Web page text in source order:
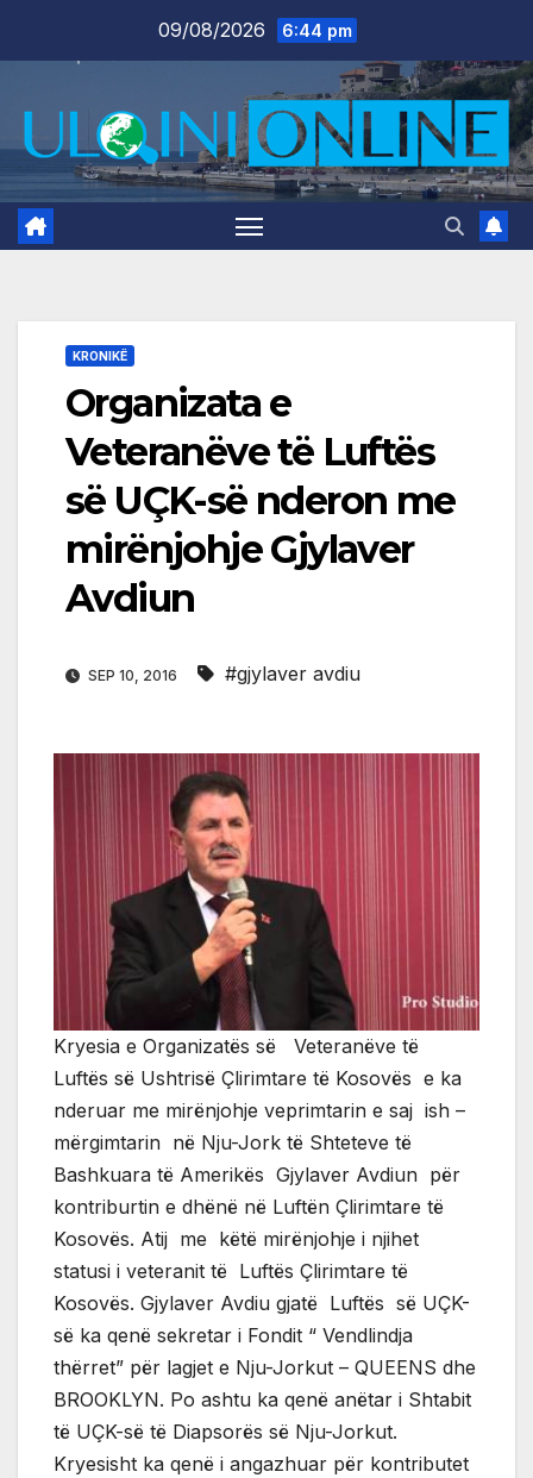
09/08/2026 6:44 pm
KRONIKË
Organizata e
Veteranëve të Luftës
së UÇK-së nderon me
mirënjohje Gjylaver
Avdiun
SEP 10, 2016 #gjylaver avdiu
Kryesia e Organizatës së Veteranëve të
Luftës së Ushtrisë Çlirimtare të Kosovës e ka
nderuar me mirënjohje veprimtarin e saj ish –
mërgimtarin në Nju-Jork të Shteteve të
Bashkuara të Amerikës Gjylaver Avdiun për
kontriburtin e dhënë në Luftën Çlirimtare të
Kosovës. Atij me këtë mirënjohje i njihet
statusi i veteranit të Luftës Çlirimtare të
Kosovës. Gjylaver Avdiu gjatë Luftës së UÇK-
së ka qenë sekretar i Fondit “ Vendlindja
thërret” për lagjet e Nju-Jorkut – QUEENS dhe
BROOKLYN. Po ashtu ka qenë anëtar i Shtabit
të UÇK-së të Diapsorës së Nju-Jorkut.
Kryesisht ka qenë i angazhuar për kontributet